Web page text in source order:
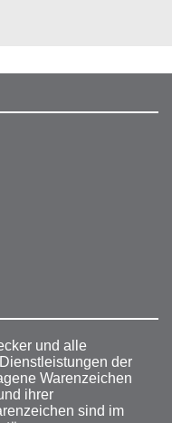
und alle
der
Warenzeichen
ihrer
sind im